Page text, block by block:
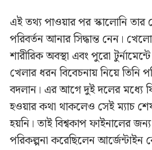
এই তথ্য পাওয়ার পর স্কালোনি
পরিবর্তন আনার সিদ্ধান্ত নেন।
শারীরিক অবস্থা এবং পুরো
খেলার ধরন বিবেচনায় নিয়ে তিনি
বদলান। এর আগে দুই দলের মধ্যে
হওয়ার কথা থাকলেও সেই ম্যাচ
হয়নি। তাই বিশ্বকাপ ফাইনালের
পরিকল্পনা করেছিলেন আর্জেন্টাইন